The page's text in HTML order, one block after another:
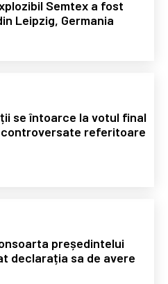
Semtex a fost
Leipzig, Germania
se întoarce la votul final
referitoare
președintelui
declarația sa de avere